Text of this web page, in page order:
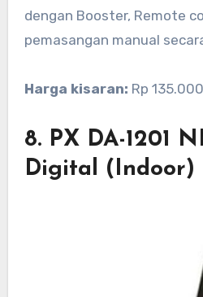
dengan Booster, Remote
pemasangan manual
Harga kisaran: Rp
8. PX DA-1201
Digital (Indoor)